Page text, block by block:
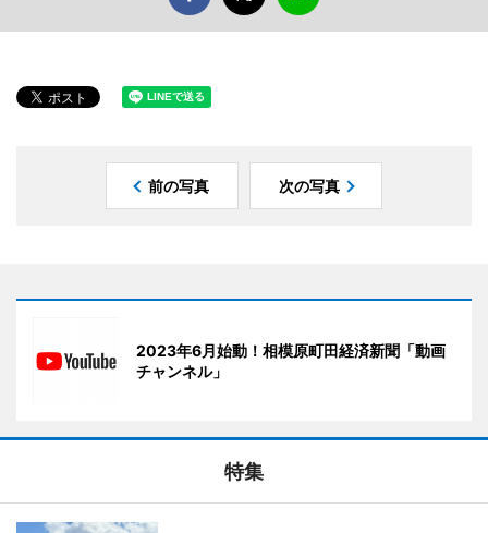
前の写真 次の写真
2023年6月始動！相模原町田経済新聞「動画
チャンネル」
特集